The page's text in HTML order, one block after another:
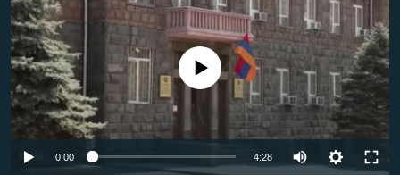
ՏԱՐԱԾԱՇՐՋԱՆ
ՄԻՋԱԶԳԱՅԻՆ
ՄՇԱԿՈՒՅԹ
ՍՊՈՐՏ
ՄԵԿՆԱԲԱՆՈՒԹՅՈՒՆ
No media source currently available
0:00 4:28